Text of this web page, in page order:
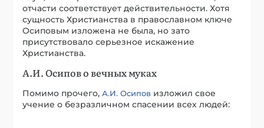
отчасти соответствует действительности. Хотя
сущность Христианства в православном ключе
Осиповым изложена не была, но зато
присутствовало серьезное искажение
Христианства.
А.И. Осипов о вечных муках
Помимо прочего,А.И. Осипов изложил свое
учение о безразличном спасении всех людей: